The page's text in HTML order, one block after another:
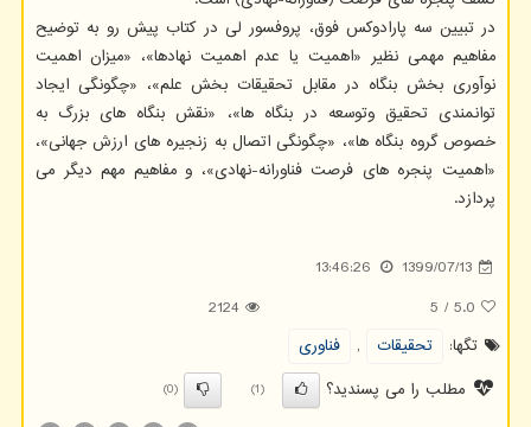
در تبیین سه پارادوکس فوق، پروفسور لی در کتاب پیش رو به توضیح
مفاهیم مهمی نظیر «اهمیت یا عدم اهمیت نهادها»، «میزان اهمیت
نوآوری بخش بنگاه در مقابل تحقیقات بخش علم»، «چگونگی ایجاد
توانمندی تحقیق وتوسعه در بنگاه ها»، «نقش بنگاه های بزرگ به
خصوص گروه بنگاه ها»، «چگونگی اتصال به زنجیره های ارزش جهانی»،
«اهمیت پنجره های فرصت فناورانه-نهادی»، و مفاهیم مهم دیگر می
پردازد.
1399/07/13
13:46:26
5.0
/
5
2124
تگها:
تحقیقات ,
فناوری
مطلب را می پسندید؟
(1)
(0)